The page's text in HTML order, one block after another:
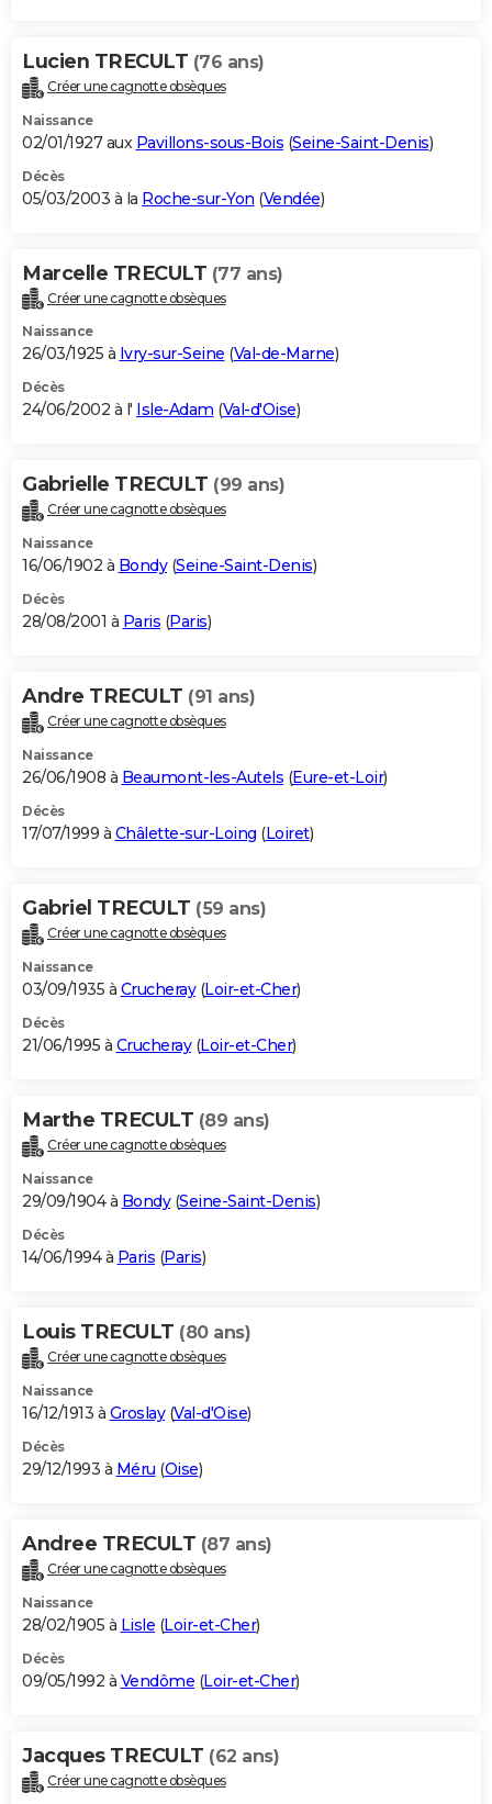
Lucien TRECULT (76 ans)
Créer une cagnotte obsèques
Naissance
02/01/1927 aux Pavillons-sous-Bois (Seine-Saint-Denis)
Décès
05/03/2003 à la Roche-sur-Yon (Vendée)
Marcelle TRECULT (77 ans)
Créer une cagnotte obsèques
Naissance
26/03/1925 à Ivry-sur-Seine (Val-de-Marne)
Décès
24/06/2002 à l' Isle-Adam (Val-d'Oise)
Gabrielle TRECULT (99 ans)
Créer une cagnotte obsèques
Naissance
16/06/1902 à Bondy(Seine-Saint-Denis)
Décès
28/08/2001 à Paris (Paris)
Andre TRECULT (91 ans)
Créer une cagnotte obsèques
Naissance
26/06/1908 à Beaumont-les-Autels (Eure-et-Loir)
Décès
17/07/1999 à Châlette-sur-Loing (Loiret)
Gabriel TRECULT (59 ans)
Créer une cagnotte obsèques
Naissance
03/09/1935 à Crucheray(Loir-et-Cher)
Décès
21/06/1995 à Crucheray(Loir-et-Cher)
Marthe TRECULT (89 ans)
Créer une cagnotte obsèques
Naissance
29/09/1904 à Bondy(Seine-Saint-Denis)
Décès
14/06/1994 à Paris (Paris)
Louis TRECULT (80 ans)
Créer une cagnotte obsèques
Naissance
16/12/1913 à Groslay(Val-d'Oise)
Décès
29/12/1993 à Méru (Oise)
Andree TRECULT (87 ans)
Créer une cagnotte obsèques
Naissance
28/02/1905 à Lisle (Loir-et-Cher)
Décès
09/05/1992 à Vendôme (Loir-et-Cher)
Jacques TRECULT (62 ans)
Créer une cagnotte obsèques